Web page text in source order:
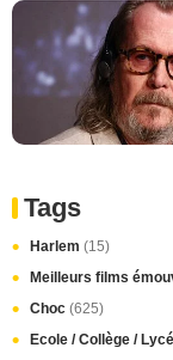
Tags
Harlem (15)
Meilleurs films
Choc (625)
Ecole / Collège /